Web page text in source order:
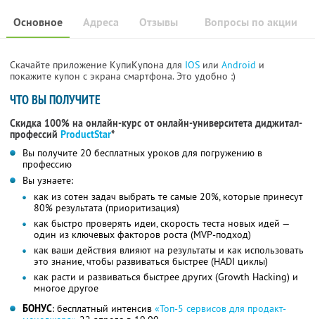
Основное Отзывы Вопросы по акции
Адреса
Скачайте приложение КупиКупона для IOS или Android и
покажите купон с экрана смартфона. Это удобно :)
ЧТО ВЫ ПОЛУЧИТЕ
Скидка 100% на онлайн-курс от онлайн-университета диджитал-
профессий ProductStar*
Вы получите 20 бесплатных уроков для погружению в
профессию
Вы узнаете:
как из сотен задач выбрать те самые 20%, которые принесут
80% результата (приоритизация)
как быстро проверять идеи, скорость теста новых идей —
один из ключевых факторов роста (MVP-подход)
как ваши действия влияют на результаты и как использовать
это знание, чтобы развиваться быстрее (HADI циклы)
как расти и развиваться быстрее других (Growth Hacking) и
многое другое
БОНУС: бесплатный интенсив «Топ-5 сервисов для продакт-